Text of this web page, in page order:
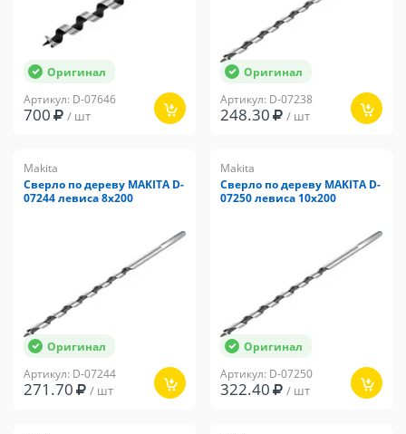
Оригинал
Артикул: D-07646
700 / шт
Оригинал
Артикул: D-07238
248.30 / шт
Makita
Сверло по дереву MAKITA D-
07244 левиса 8x200
Оригинал
Артикул: D-07244
271.70 / шт
Makita
Сверло по дереву MAKITA D-
07250 левиса 10x200
Оригинал
Артикул: D-07250
322.40 / шт